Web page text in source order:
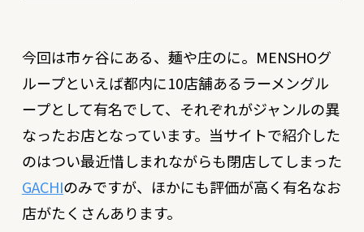
今回は市ヶ谷にある、麺や庄のに。MENSHOグ
ループといえば都内に10店舗あるラーメングル
ープとして有名でして、それぞれがジャンルの異
なったお店となっています。当サイトで紹介した
のはつい最近惜しまれながらも閉店してしまった
GACHIのみですが、ほかにも評価が高く有名なお
店がたくさんあります。